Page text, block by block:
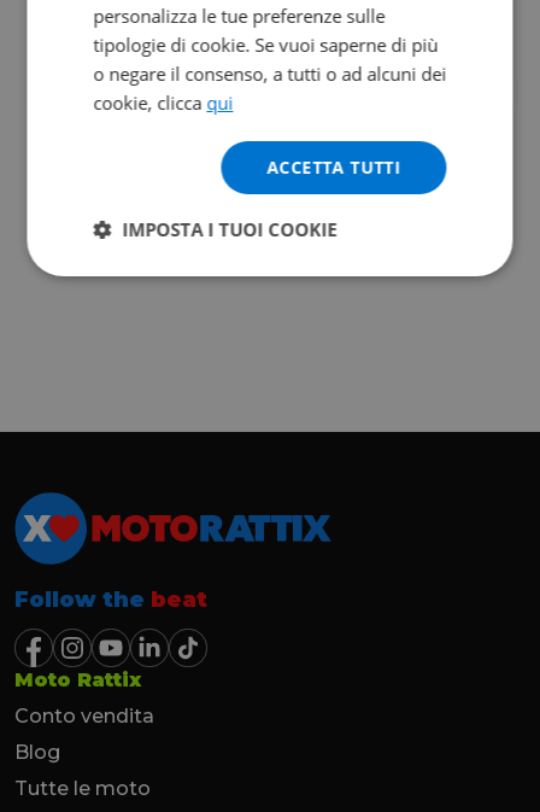
Follow the beat
Moto Rattix
Conto vendita
Blog
Tutte le moto
personalizza le tue preferenze sulle
tipologie di cookie. Se vuoi saperne di più
o negare il consenso, a tutti o ad alcuni dei
cookie, clicca qui
ACCETTA TUTTI
IMPOSTA I TUOI COOKIE